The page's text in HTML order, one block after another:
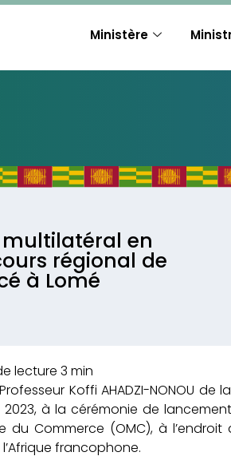
Ministère
en
régional de
à Lomé
Koffi AHADZI-NONOU
à la cérémonie de
du Commerce (OMC), à
francophone.